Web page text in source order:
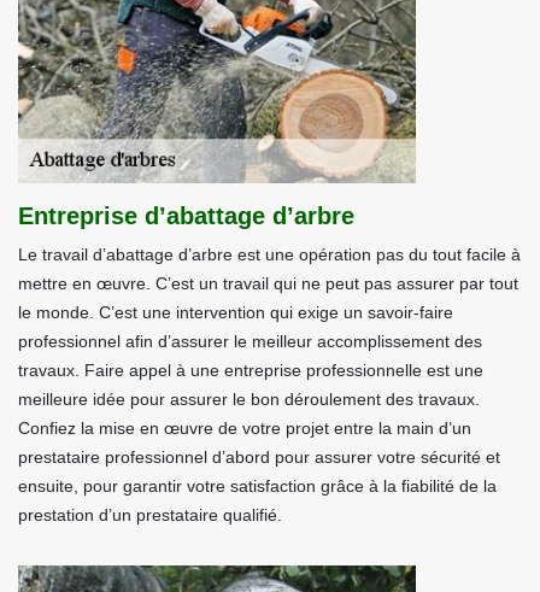
Entreprise d’abattage d’arbre
Le travail d’abattage d’arbre est une opération pas du tout facile à
mettre en œuvre. C’est un travail qui ne peut pas assurer par tout
le monde. C’est une intervention qui exige un savoir-faire
professionnel afin d’assurer le meilleur accomplissement des
travaux. Faire appel à une entreprise professionnelle est une
meilleure idée pour assurer le bon déroulement des travaux.
Confiez la mise en œuvre de votre projet entre la main d’un
prestataire professionnel d’abord pour assurer votre sécurité et
ensuite, pour garantir votre satisfaction grâce à la fiabilité de la
prestation d’un prestataire qualifié.